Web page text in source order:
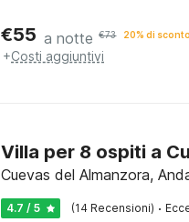
€55 a notte €73 20% di sconto
+Costi aggiuntivi
Villa per 8 ospiti a
Cuevas del Almanzora,
4.7 / 5 (14 Recensioni) ·